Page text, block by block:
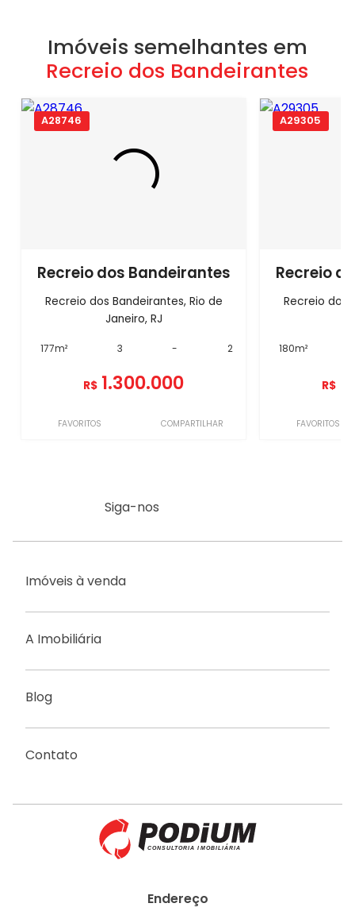
Imóveis semelhantes em
Recreio dos Bandeirantes
A28746
Recreio dos Bandeirantes
Recreio dos Bandeirantes, Rio de
Janeiro, RJ
177m² 3 - 2
R$ 1.300.000
FAVORITOS COMPARTILHAR
A29305
Recreio
Recreio dos
180m²
R$
FAVORITOS
Siga-nos
Imóveis à venda
A Imobiliária
Blog
Contato
Endereço